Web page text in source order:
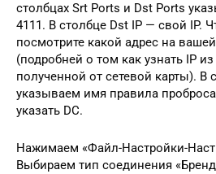
столбцах Srt Ports и Dst Ports
4111. В столбце Dst IP — свой IP.
посмотрите какой адрес на вашей
(подробней о том как узнать IP
полученной от сетевой карты). В
указываем имя правила
указать DC.
Нажимаем «Файл-Настройки-
Выбираем тип соединения